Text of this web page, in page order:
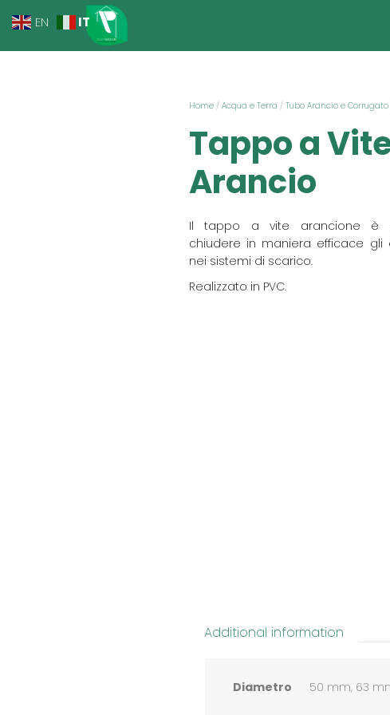
Home / Acqua e Terra / Tubo Arancio e Corrugato
Tappo a
Arancio
Il tappo a vite arancione è
chiudere in maniera efficace gli
nei sistemi di scarico.
Realizzato in PVC.
Additional information
Diametro 50 mm, 63
EN IT